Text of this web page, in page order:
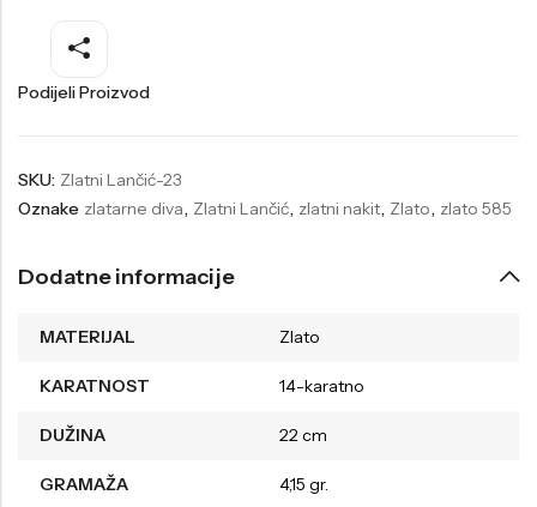
Podijeli Proizvod
SKU: Zlatni Lančić-23
Oznake zlatarne diva, Zlatni Lančić, zlatni nakit, Zlato, zlato 585
Dodatne informacije
MATERIJAL Zlato
KARATNOST 14-karatno
DUŽINA 22 cm
GRAMAŽA 4,15 gr.
Welder
Liu-Jo
Festina
Wesse
Daisy Dixon
Diesel